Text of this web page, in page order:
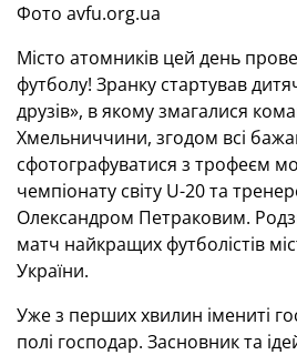
Фото avfu.org.ua
Місто атомників цей день
футболу! Зранку стартував
друзів», в якому змагалися
Хмельниччини, згодом всі
сфотографуватися з трофеєм
чемпіонату світу U-20 та
Олександром Петраковим.
матч найкращих футболістів
України.
Уже з перших хвилин імениті
полі господар. Засновник та